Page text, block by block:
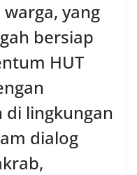
yang
bersiap
HUT
di lingkungan
dialog